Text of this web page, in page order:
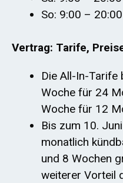
So: 9:00 –
Vertrag: Tarife,
Die All-In-Tarife
Woche für 24
Woche für 12
Bis zum 10.
monatlich
und 8 Wochen
weiterer Vorteil